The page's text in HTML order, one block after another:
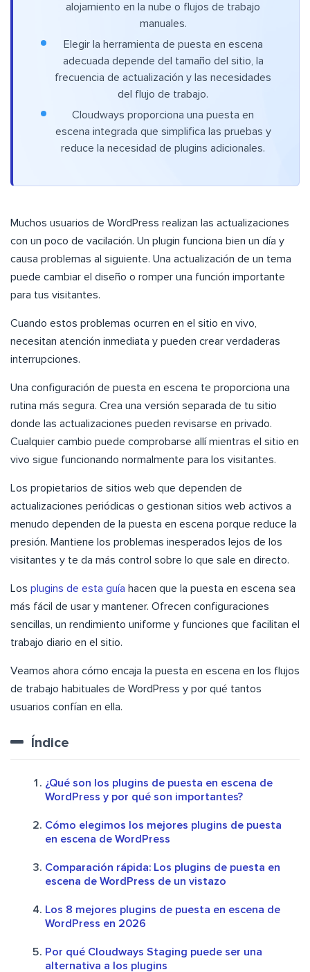
alojamiento en la nube o flujos de trabajo
manuales.
Elegir la herramienta de puesta en escena
adecuada depende del tamaño del sitio, la
frecuencia de actualización y las necesidades
del flujo de trabajo.
Cloudways proporciona una puesta en
escena integrada que simplifica las pruebas y
reduce la necesidad de plugins adicionales.
Muchos usuarios de WordPress realizan las actualizaciones
con un poco de vacilación. Un plugin funciona bien un día y
causa problemas al siguiente. Una actualización de un tema
puede cambiar el diseño o romper una función importante
para tus visitantes.
Cuando estos problemas ocurren en el sitio en vivo,
necesitan atención inmediata y pueden crear verdaderas
interrupciones.
Una configuración de puesta en escena te proporciona una
rutina más segura. Crea una versión separada de tu sitio
donde las actualizaciones pueden revisarse en privado.
Cualquier cambio puede comprobarse allí mientras el sitio en
vivo sigue funcionando normalmente para los visitantes.
Los propietarios de sitios web que dependen de
actualizaciones periódicas o gestionan sitios web activos a
menudo dependen de la puesta en escena porque reduce la
presión. Mantiene los problemas inesperados lejos de los
visitantes y te da más control sobre lo que sale en directo.
Los plugins de esta guía hacen que la puesta en escena sea
más fácil de usar y mantener. Ofrecen configuraciones
sencillas, un rendimiento uniforme y funciones que facilitan el
trabajo diario en el sitio.
Veamos ahora cómo encaja la puesta en escena en los flujos
de trabajo habituales de WordPress y por qué tantos
usuarios confían en ella.
Índice
¿Qué son los plugins de puesta en escena de
WordPress y por qué son importantes?
Cómo elegimos los mejores plugins de puesta
en escena de WordPress
Comparación rápida: Los plugins de puesta en
escena de WordPress de un vistazo
Los 8 mejores plugins de puesta en escena de
WordPress en 2026
Por qué Cloudways Staging puede ser una
alternativa a los plugins